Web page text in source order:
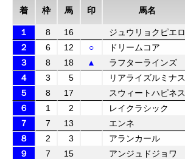
着 枠 馬 印 馬名
１ 8 16 ジュウリョクピエロ
２
6 12 ○ ドリームコア
３
8 18 ▲ ラフターラインズ
４
3 5 リアライズルミナス
５
8 17 スウィートハピネス
６
1 2 レイクラシック
７
7 13 エンネ
８
2 3 アランカール
９
7 15 アンジュドジョワ